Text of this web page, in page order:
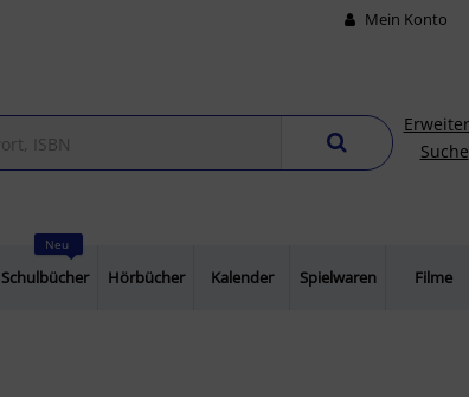
Mein Konto
Suche
Neu
Schulbücher Hörbücher Kalender Spielwaren Filme